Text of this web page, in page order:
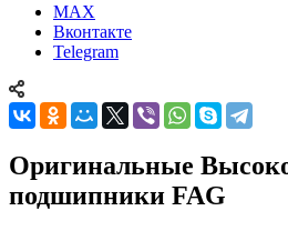
MAX
Вконтакте
Telegram
Оригинальные
подшипники FAG